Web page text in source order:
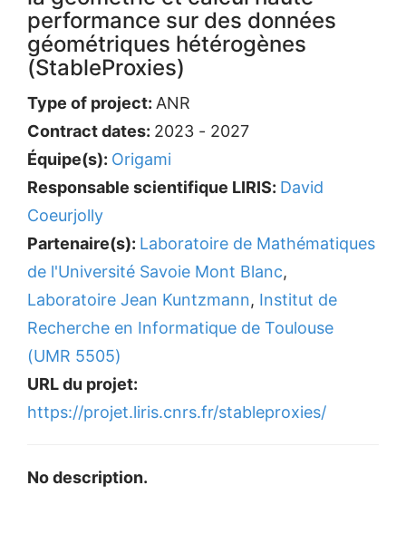
performance sur des données
géométriques hétérogènes
(StableProxies)
Type of project: ANR
Contract dates: 2023 - 2027
Équipe(s): Origami
Responsable scientifique LIRIS: David
Coeurjolly
Partenaire(s): Laboratoire de Mathématiques
de l'Université Savoie Mont Blanc,
Laboratoire Jean Kuntzmann, Institut de
Recherche en Informatique de Toulouse
(UMR 5505)
URL du projet:
https://projet.liris.cnrs.fr/stableproxies/
No description.